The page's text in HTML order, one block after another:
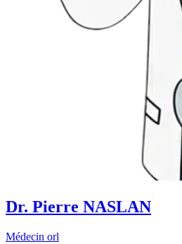
Dr. Pierre NASLAN
Médecin orl